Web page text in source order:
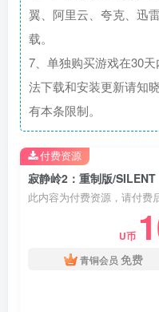
翼、阿里云、夸克、迅
载。
7、单独购买游戏在30
法下载和安装更新请知
有本条限制。
寂静岭2：重制版/
此内容为付费资源，请付费
U币
青铜会员 免费
付费资源